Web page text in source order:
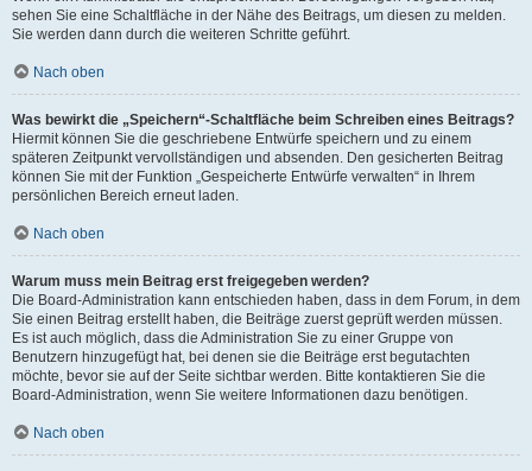
sehen Sie eine Schaltfläche in der Nähe des Beitrags, um diesen zu melden.
Sie werden dann durch die weiteren Schritte geführt.
Nach oben
Was bewirkt die „Speichern“-Schaltfläche beim Schreiben eines Beitrags?
Hiermit können Sie die geschriebene Entwürfe speichern und zu einem
späteren Zeitpunkt vervollständigen und absenden. Den gesicherten Beitrag
können Sie mit der Funktion „Gespeicherte Entwürfe verwalten“ in Ihrem
persönlichen Bereich erneut laden.
Nach oben
Warum muss mein Beitrag erst freigegeben werden?
Die Board-Administration kann entschieden haben, dass in dem Forum, in dem
Sie einen Beitrag erstellt haben, die Beiträge zuerst geprüft werden müssen.
Es ist auch möglich, dass die Administration Sie zu einer Gruppe von
Benutzern hinzugefügt hat, bei denen sie die Beiträge erst begutachten
möchte, bevor sie auf der Seite sichtbar werden. Bitte kontaktieren Sie die
Board-Administration, wenn Sie weitere Informationen dazu benötigen.
Nach oben